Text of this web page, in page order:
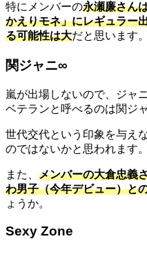
特にメンバーの永瀬廉さん
かえりモネ」にレギュラー
る可能性は大だと思います。
関ジャニ∞
嵐が出場しないので、ジャ
ベテランと呼べるのは関ジ
世代交代という印象を与え
のではないかと思われます。
また、 メンバーの大倉忠義
わ男子（今年デビュー）と
ょうか。
Sexy Zone